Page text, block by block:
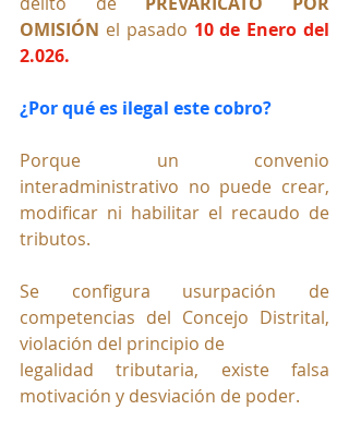
OMISIÓN el pasado 10 de Enero del
2.026.
¿Por qué es ilegal este cobro?
Porque un convenio
interadministrativo no puede crear,
modificar ni habilitar el recaudo de
tributos.
Se configura usurpación de
competencias del Concejo Distrital,
violación del principio de
legalidad tributaria, existe falsa
motivación y desviación de poder.